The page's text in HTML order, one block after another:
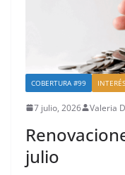
COBERTURA #99
7 julio, 2026 Valeria
julio